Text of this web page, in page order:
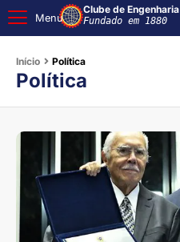
Menu
Clube de Engenharia
Fundado em 1880
Início Política
Política